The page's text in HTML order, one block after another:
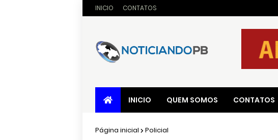
INICIO CONTATOS
INICIO QUEM SOMOS CONTATOS
Página inicial Policial